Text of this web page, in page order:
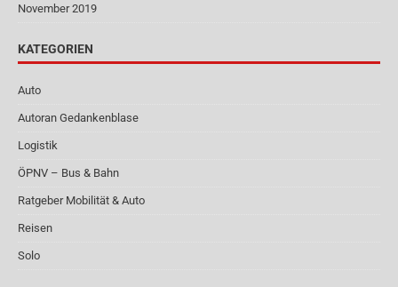
November 2019
KATEGORIEN
Auto
Autoran Gedankenblase
Logistik
ÖPNV – Bus & Bahn
Ratgeber Mobilität & Auto
Reisen
Solo